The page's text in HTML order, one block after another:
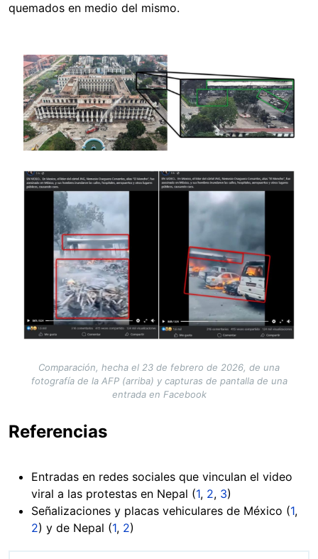
quemados en medio del mismo.
Image
Image
Comparación, hecha el 23 de febrero de 2026, de una
fotografía de la AFP (arriba) y capturas de pantalla de una
entrada en Facebook
Referencias
Entradas en redes sociales que vinculan el video
viral a las protestas en Nepal (1, 2, 3)
Señalizaciones y placas vehiculares de México (1,
2) y de Nepal (1, 2)